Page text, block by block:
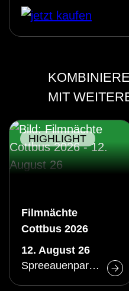
MIT
HIGHLIGHT
Filmnächte
Cottbus 2026
12. August 26
Spreeauenpark Cottbus